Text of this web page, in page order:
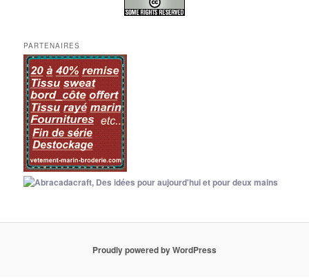
PARTENAIRES
Proudly powered by WordPress